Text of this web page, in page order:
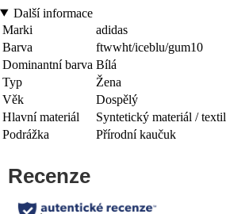
Další informace
Marki
adidas
Barva
ftwwht/iceblu/gum10
Dominantní barva Bílá
Typ
Žena
Věk
Dospělý
Hlavní materiál
Syntetický materiál / textil
Podrážka
Přírodní kaučuk